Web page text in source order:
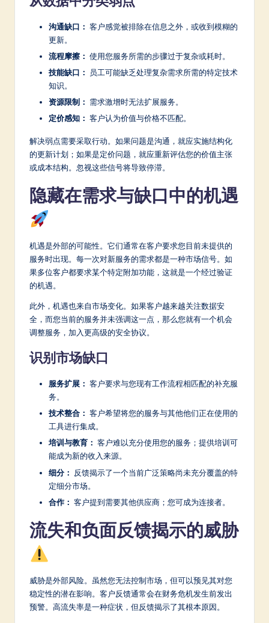
沟通缺口： 客户感觉被排除在信息之外，或收到模糊的
更新。
流程摩擦： 使用您服务所需的步骤过于复杂或耗时。
技能缺口：
员工可能缺乏处理复杂需求所需的特定技术
知识。
资源限制： 需求激增时无法扩展服务。
定价感知： 客户认为价值与价格不匹配。
解决弱点需要采取行动。如果问题是沟通，就应实施结构化
的更新计划；如果是定价问题，就应重新评估您的价值主张
或成本结构。忽视这些信号将导致停滞。
隐藏在需求与缺口中的机遇
机遇是外部的可能性。它们通常在客户要求您目前未提供的
服务时出现。每一次对新服务的需求都是一种市场信号。如
果多位客户都要求某个特定附加功能，这就是一个经过验证
的机遇。
此外，机遇也来自市场变化。如果客户越来越关注数据安
全，而您当前的服务并未强调这一点，那么您就有一个机会
调整服务，加入更高级的安全协议。
识别市场缺口
服务扩展： 客户要求与您现有工作流程相匹配的补充服
务。
技术整合： 客户希望将您的服务与其他他们正在使用的
工具进行集成。
培训与教育： 客户难以充分使用您的服务；提供培训可
能成为新的收入来源。
细分：
反馈揭示了一个当前广泛策略尚未充分覆盖的特
定细分市场。
合作： 客户提到需要其他供应商；您可成为连接者。
流失和负面反馈揭示的威胁
威胁是外部风险。虽然您无法控制市场，但可以预见其对您
稳定性的潜在影响。客户反馈通常会在财务危机发生前发出
预警。高流失率是一种症状，但反馈揭示了其根本原因。